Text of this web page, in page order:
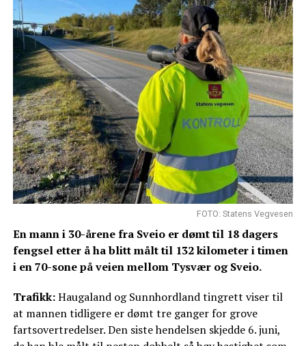
FOTO: Statens Vegvesen
En mann i 30-årene fra Sveio er dømt til 18 dagers
fengsel etter å ha blitt målt til 132 kilometer i timen
i en 70-sone på veien mellom Tysvær og Sveio.
Trafikk:Haugaland og Sunnhordland tingrett viser til
at mannen tidligere er dømt tre ganger for grove
fartsovertredelser. Den siste hendelsen skjedde 6. juni,